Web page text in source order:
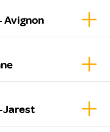
Avignon
Jarest